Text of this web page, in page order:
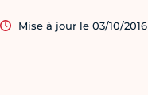
Mise à jour le 03/10/2016